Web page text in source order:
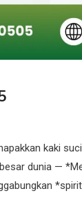
kaki
dunia —